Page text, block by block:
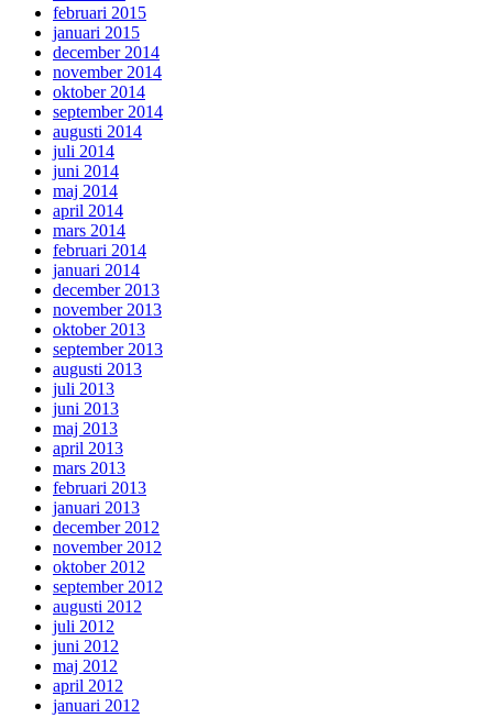
februari 2015
januari 2015
december 2014
november 2014
oktober 2014
september 2014
augusti 2014
juli 2014
juni 2014
maj 2014
april 2014
mars 2014
februari 2014
januari 2014
december 2013
november 2013
oktober 2013
september 2013
augusti 2013
juli 2013
juni 2013
maj 2013
april 2013
mars 2013
februari 2013
januari 2013
december 2012
november 2012
oktober 2012
september 2012
augusti 2012
juli 2012
juni 2012
maj 2012
april 2012
januari 2012